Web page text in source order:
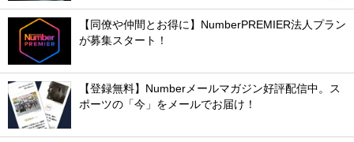
【同僚や仲間とお得に】NumberPREMIER法人プラン
が募集スタート！
【登録無料】Numberメールマガジン好評配信中。ス
ポーツの「今」をメールでお届け！